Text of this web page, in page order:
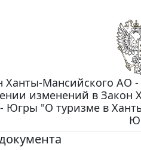
Ханты-Мансийского АО
изменений в Закон
- Югры "О туризме в